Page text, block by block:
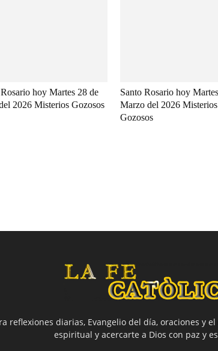
hoy Martes 28 de
2026 Misterios Gozosos
Santo Rosario hoy
Marzo del 2026 Misterios
Gozosos
reflexiones diarias, Evangelio del día, oraciones y
espiritual y acercarte a Dios con paz y